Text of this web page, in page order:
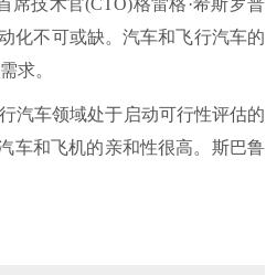
技术官(CTO)格雷格·希斯罗普
化不可或缺。汽车和飞行汽车的
求。
车领域处于启动可行性评估的
车和飞机的亲和性很高。斯巴鲁